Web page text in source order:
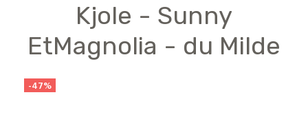
Kjole - Sunny
EtMagnolia - du Milde
-47%